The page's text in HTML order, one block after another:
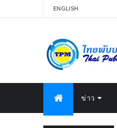
ENGLISH
ข่าว